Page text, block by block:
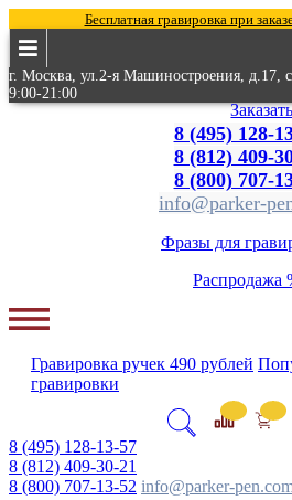
Бесплатная гравировка при
г. Москва, ул.2-я Машиностроения, д.17,
9:00-21:00
8 (495) 128-
8 (812) 409-
8 (800) 707-
info@parker-
Фразы для
Распродажа
Гравировка ручек 490 рублей
гравировки
8 (495) 128-13-57
8 (812) 409-30-21
8 (800) 707-13-52 info@parker-